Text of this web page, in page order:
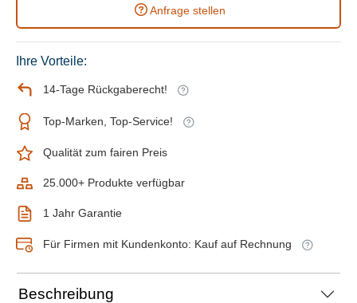
Anfrage stellen
Ihre Vorteile:
14-Tage Rückgaberecht!
Top-Marken, Top-Service!
Qualität zum fairen Preis
25.000+ Produkte verfügbar
1 Jahr Garantie
Für Firmen mit Kundenkonto: Kauf auf Rechnung
Beschreibung